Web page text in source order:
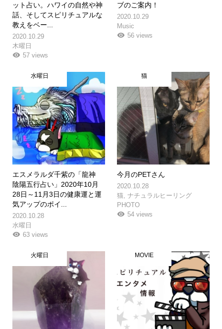
ット占い。ハワイの自然や神
話、そしてスピリチュアルな
教えをベー...
2020.10.29
木曜日
57 views
ブのご案内！
2020.10.29
Music
56 views
水曜日
エスメラルダ千紫の「龍神
陰陽五行占い」2020年10月
28日～11月3日の健康運と運
気アップのポイ...
2020.10.28
水曜日
63 views
猫
今月のPETさん
2020.10.28
猫 ,ナチュラルヒーリング
PHOTO
54 views
火曜日 MOVIE